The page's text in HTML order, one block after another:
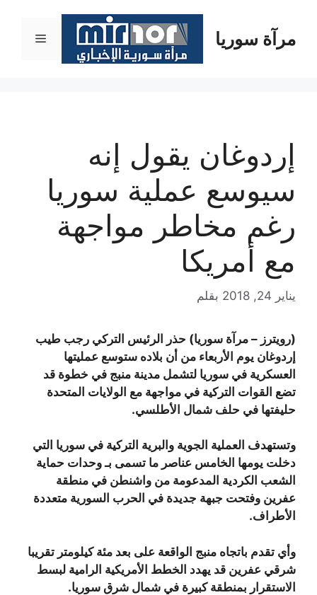
المحتوىمرآة سوريا القائمة
إردوغان يقول إنه
سيوسع عملية سوريا
رغم مخاطر مواجهة
مع أمريكا
يناير 24, 2018 بقلم
(رويترز – مرآة سوريا) حذر الرئيس التركي رجب طيب
إردوغان يوم الأربعاء من أن بلاده ستوسع عمليتها
العسكرية في سوريا لتشمل مدينة منبج في خطوة قد
تضع القوات التركية في مواجهة مع الولايات المتحدة
حليفتها في حلف شمال الأطلسي.
وتستهدف العملية الجوية والبرية التركية في سوريا التي
دخلت يومها الخامس عناصر ما تسمى بـ وحدات حماية
الشعب الكردية المدعومة من واشنطن في منطقة
عفرين وفتحت جبهة جديدة في الحرب السورية متعددة
الأطراف.
وأي تقدم باتجاه منبج الواقعة على بعد مئة كيلومتر تقريبا
شرقي عفرين قد يهدد الخطط الأمريكية الرامية لبسط
الاستقرار بمنطقة كبيرة في شمال شرق سوريا.